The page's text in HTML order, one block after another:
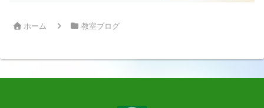
ホーム 教室ブログ